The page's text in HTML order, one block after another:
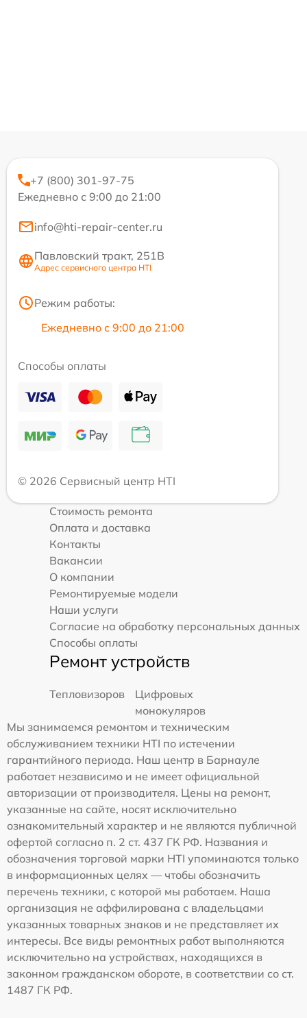
+7 (800) 301-97-75
Ежедневно с 9:00 до 21:00
info@hti-repair-center.ru
Павловский тракт, 251В
Адрес сервисного центра HTI
Режим работы:
Ежедневно с 9:00 до 21:00
Способы оплаты
© 2026 Сервисный центр HTI
Стоимость ремонта
Оплата и доставка
Контакты
Вакансии
О компании
Ремонтируемые модели
Наши услуги
Согласие на обработку персональных данных
Способы оплаты
Ремонт устройств
Тепловизоров
Цифровых
монокуляров
Мы занимаемся ремонтом и техническим
обслуживанием техники HTI по истечении
гарантийного периода. Наш центр в Барнауле
работает независимо и не имеет официальной
авторизации от производителя. Цены на ремонт,
указанные на сайте, носят исключительно
ознакомительный характер и не являются публичной
офертой согласно п. 2 ст. 437 ГК РФ. Названия и
обозначения торговой марки HTI упоминаются только
в информационных целях — чтобы обозначить
перечень техники, с которой мы работаем. Наша
организация не аффилирована с владельцами
указанных товарных знаков и не представляет их
интересы. Все виды ремонтных работ выполняются
исключительно на устройствах, находящихся в
законном гражданском обороте, в соответствии со ст.
1487 ГК РФ.